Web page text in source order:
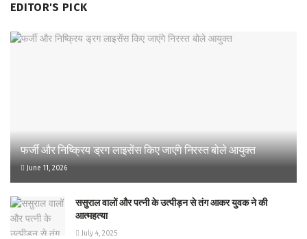
EDITOR'S PICK
फर्जी और निष्क्रिय ड्रग लाइसेंस किए जाएंगे निरस्त बोले आयुक्त
June 11, 2026
ससुराल वालों और पत्नी के उत्पीड़न से तंग आकर युवक ने की
आत्महत्या
July 4, 2025